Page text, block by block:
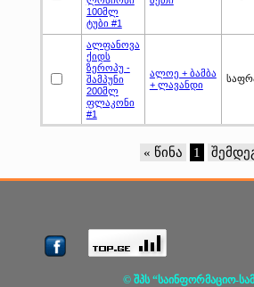
100მლ
ტუბი #1
ალფანოვა
ქიდს
ზეროპუ -
შამპუნი
200მლ
ფლაკონი
#1
ალოე + ბამბა
+ ლავანდი
« წინა 1
© შპს “საინფორმაციო-